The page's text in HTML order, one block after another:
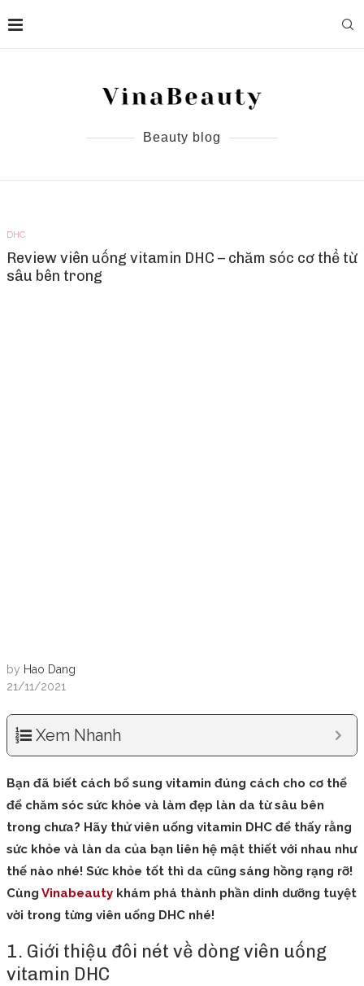
Beauty blog
DHC
Review viên uống vitamin DHC – chăm sóc cơ thể từ
sâu bên trong
by Hao Dang
21/11/2021
Xem Nhanh
Bạn đã biết cách bổ sung vitamin đúng cách cho cơ thể
để chăm sóc sức khỏe và làm đẹp làn da từ sâu bên
trong chưa? Hãy thử viên uống vitamin DHC để thấy rằng
sức khỏe và làn da của bạn liên hệ mật thiết với nhau như
thế nào nhé! Sức khỏe tốt thì da cũng sáng hồng rạng rỡ!
Cùng Vinabeauty khám phá thành phần dinh dưỡng tuyệt
vời trong từng viên uống DHC nhé!
1. Giới thiệu đôi nét về dòng viên uống
vitamin DHC